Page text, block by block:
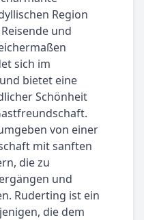
Region
und
sich im
bietet eine
Schönheit
von einer
mit sanften
die zu
und
Ruderting ist ein
die dem